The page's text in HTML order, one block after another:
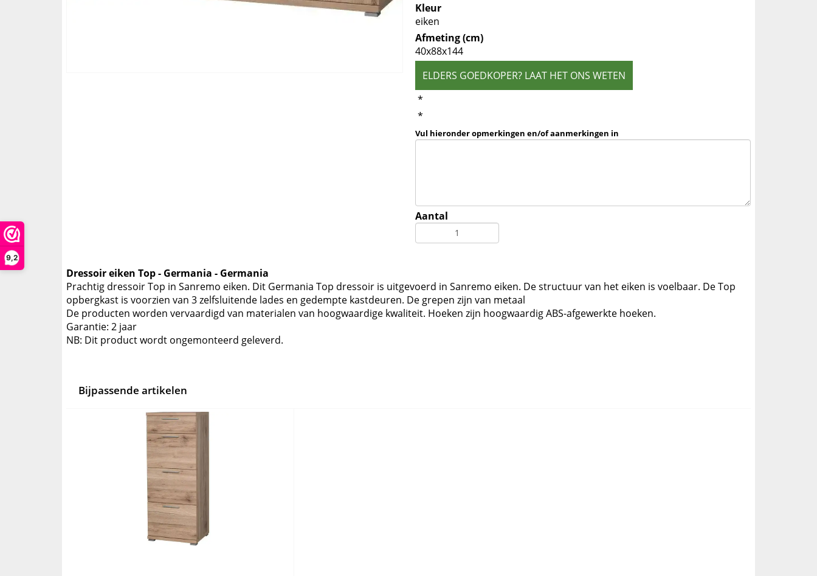
9,2
Kleur
eiken
Afmeting (cm)
40x88x144
ELDERS GOEDKOPER? LAAT HET ONS WETEN
*
*
Vul hieronder opmerkingen en/of aanmerkingen in
Aantal
Dressoir eiken Top - Germania - Germania
Prachtig dressoir Top in Sanremo eiken. Dit Germania Top dressoir is uitgevoerd in Sanremo eiken. De structuur van het eiken is voelbaar. De Top
opbergkast is voorzien van 3 zelfsluitende lades en gedempte kastdeuren. De grepen zijn van metaal
De producten worden vervaardigd van materialen van hoogwaardige kwaliteit. Hoeken zijn hoogwaardig ABS-afgewerkte hoeken.
Garantie: 2 jaar
NB: Dit product wordt ongemonteerd geleverd.
Bijpassende artikelen